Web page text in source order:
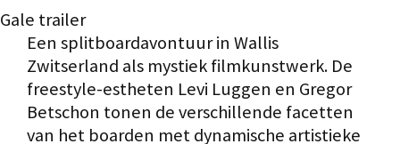
Gale trailer
Een splitboardavontuur in Wallis
Zwitserland als mystiek filmkunstwerk. De
freestyle-estheten Levi Luggen en Gregor
Betschon tonen de verschillende facetten
van het boarden met dynamische artistieke